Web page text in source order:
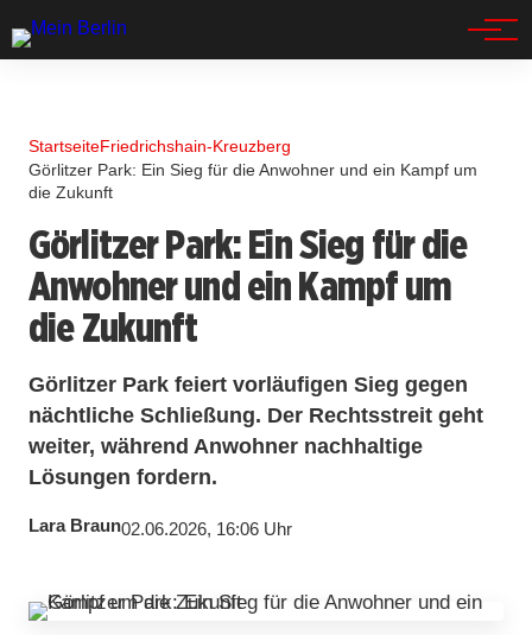
StartseiteFriedrichshain-Kreuzberg
Görlitzer Park: Ein Sieg für die Anwohner und ein Kampf um
die Zukunft
Görlitzer Park: Ein Sieg für die
Anwohner und ein Kampf um
die Zukunft
Görlitzer Park feiert vorläufigen Sieg gegen
nächtliche Schließung. Der Rechtsstreit geht
weiter, während Anwohner nachhaltige
Lösungen fordern.
Lara Braun02.06.2026, 16:06 Uhr